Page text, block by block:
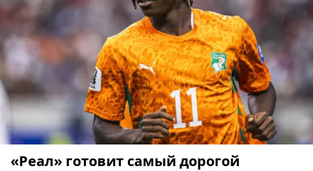
«Реал» готовит самый дорогой